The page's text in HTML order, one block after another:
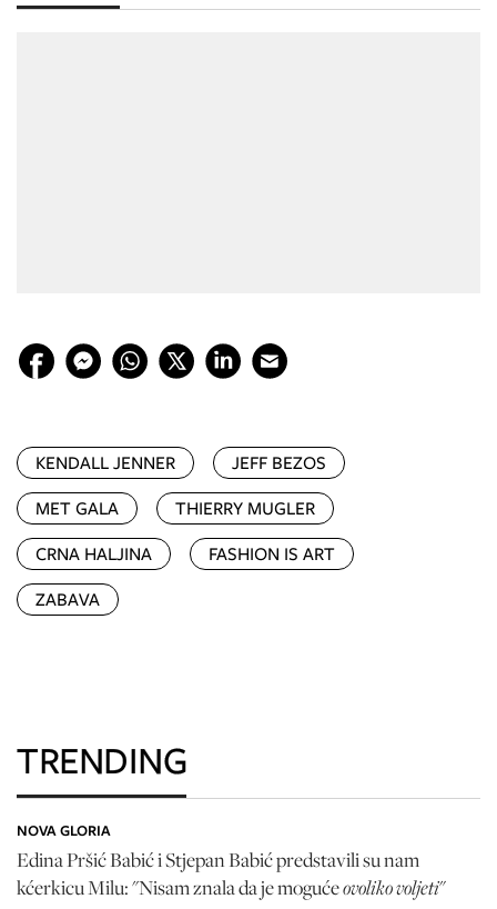
KENDALL JENNER
JEFF BEZOS
MET GALA
THIERRY MUGLER
CRNA HALJINA
FASHION IS ART
ZABAVA
TRENDING
NOVA GLORIA
Edina Pršić Babić i Stjepan Babić predstavili su nam
kćerkicu Milu: "Nisam znala da je mogućeovoliko voljeti"